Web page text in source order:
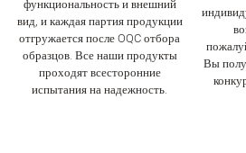
функциональность и внешний
вид, и каждая партия продукции
отгружается после OQC отбора
образцов. Все наши продукты
проходят всесторонние
испытания на надежность.
Вы